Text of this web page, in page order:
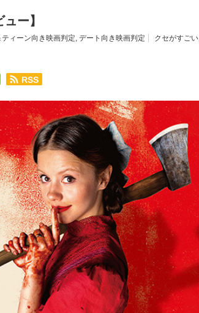
ー】
ティーン向き映画判定, デート向き映画判定 クセがすごい
RSS